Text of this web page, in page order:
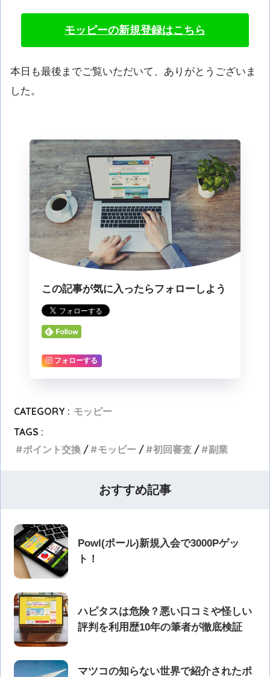
モッピーの新規登録はこちら
本日も最後までご覧いただいて、ありがとうございま
した。
この記事が気に入ったらフォローしよう
フォローする
CATEGORY : モッピー
TAGS :
ポイント交換
モッピー 初回審査 副業
おすすめ記事
Powl(ポール)新規入会で3000Pゲッ
ト！
ハピタスは危険？悪い口コミや怪しい
評判を利用歴10年の筆者が徹底検証
マツコの知らない世界で紹介されたポ